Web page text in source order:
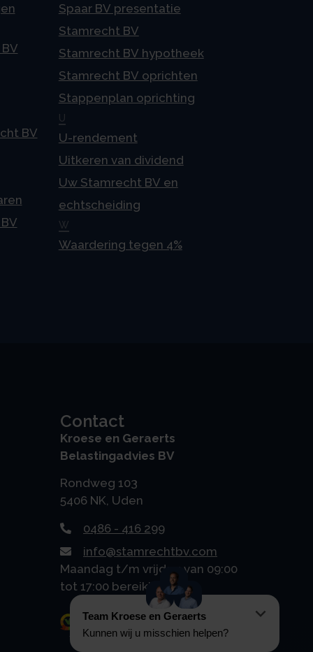
BV
Spaar BV presentatie
Stamrecht BV
Stamrecht BV hypotheek
Stamrecht BV oprichten
Stappenplan oprichting
U
U-rendement
Uitkeren van dividend
Uw Stamrecht BV en
echtscheiding
W
Waardering tegen 4%
Contact
Kroese en Geraerts
Belastingadvies BV
Rondweg 103
5406 NK, Uden
0486 - 416 299
info@stamrechtbv.com
Maandag t/m vrijdag van 09:00
tot 17:00 bereikbaar
Beoordeeld met een 9.0 uit 10
op basis van 3453 reviews